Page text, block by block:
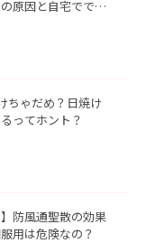
原因と自宅ででき
ちゃだめ？日焼け
ってホント？
防風通聖散の効果
用は危険なの？